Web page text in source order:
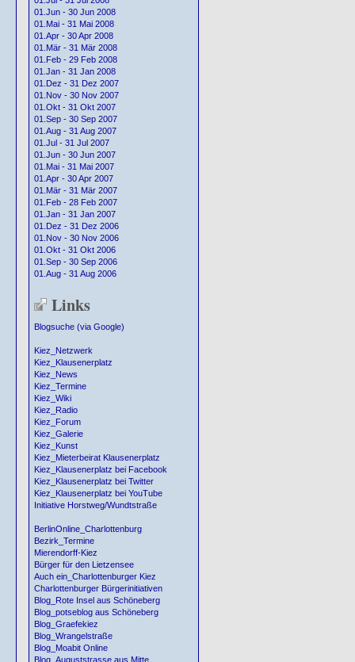
01.Jun - 30 Jun 2008
01.Mai - 31 Mai 2008
01.Apr - 30 Apr 2008
01.Mär - 31 Mär 2008
01.Feb - 29 Feb 2008
01.Jan - 31 Jan 2008
01.Dez - 31 Dez 2007
01.Nov - 30 Nov 2007
01.Okt - 31 Okt 2007
01.Sep - 30 Sep 2007
01.Aug - 31 Aug 2007
01.Jul - 31 Jul 2007
01.Jun - 30 Jun 2007
01.Mai - 31 Mai 2007
01.Apr - 30 Apr 2007
01.Mär - 31 Mär 2007
01.Feb - 28 Feb 2007
01.Jan - 31 Jan 2007
01.Dez - 31 Dez 2006
01.Nov - 30 Nov 2006
01.Okt - 31 Okt 2006
01.Sep - 30 Sep 2006
01.Aug - 31 Aug 2006
Links
Blogsuche (via Google)
Kiez_Netzwerk
Kiez_Klausenerplatz
Kiez_News
Kiez_Termine
Kiez_Wiki
Kiez_Radio
Kiez_Forum
Kiez_Galerie
Kiez_Kunst
Kiez_Mieterbeirat Klausenerplatz
Kiez_Klausenerplatz bei Facebook
Kiez_Klausenerplatz bei Twitter
Kiez_Klausenerplatz bei YouTube
Initiative Horstweg/Wundtstraße
BerlinOnline_Charlottenburg
Bezirk_Termine
Mierendorff-Kiez
Bürger für den Lietzensee
Auch ein_Charlottenburger Kiez
Charlottenburger Bürgerinitiativen
Blog_Rote Insel aus Schöneberg
Blog_potseblog aus Schöneberg
Blog_Graefekiez
Blog_Wrangelstraße
Blog_Moabit Online
Blog_Auguststrasse aus Mitte